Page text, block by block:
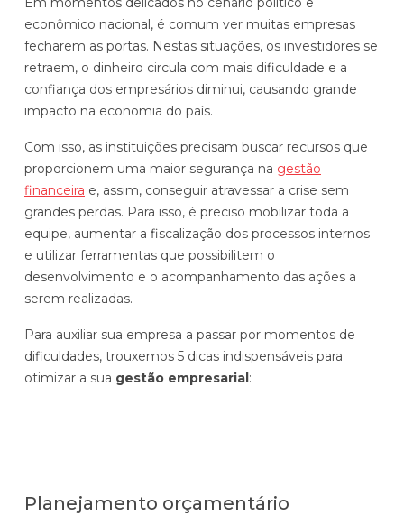
de caixa.
Complexidade de gestão de caixa baixa e média
Empresas que faturam entre R$30M e R$200M por ano
Conheça o produto
Demonstração Gratuita
Automatize planejamento, fechamento e
análises com inteligência artificial integrada.
Complexidade Alta
Demonstração Gratuita
econômico nacional, é comum ver muitas empresas
fecharem as portas. Nestas situações, os investidores se
retraem, o dinheiro circula com mais dificuldade e a
confiança dos empresários diminui, causando grande
impacto na economia do país.
Com isso, as instituições precisam buscar recursos que
proporcionem uma maior segurança na gestão
financeira e, assim, conseguir atravessar a crise sem
grandes perdas. Para isso, é preciso mobilizar toda a
equipe, aumentar a fiscalização dos processos internos
e utilizar ferramentas que possibilitem o
desenvolvimento e o acompanhamento das ações a
serem realizadas.
Para auxiliar sua empresa a passar por momentos de
dificuldades, trouxemos 5 dicas indispensáveis para
otimizar a sua gestão empresarial:
Planejamento orçamentário